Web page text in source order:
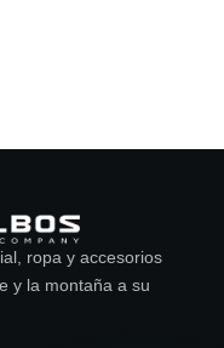
ropa y accesorios
y la montaña a su